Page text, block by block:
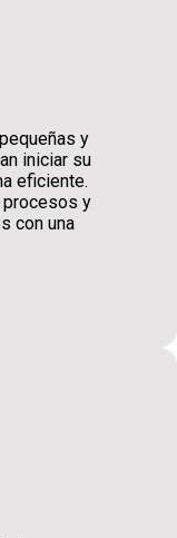
y
iniciar su
eficiente.
y
con una